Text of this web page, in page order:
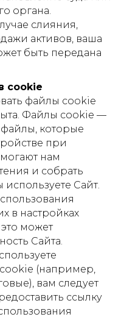
органа.
слияния,
активов, ваша
быть передана
cookie
файлы cookie
Файлы cookie —
которые
при
нам
и собрать
Сайт.
в настройках
может
Сайта.
(например,
вам следует
ссылку